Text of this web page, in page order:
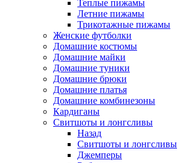
Теплые пижамы
Летние пижамы
Трикотажные пижамы
Женские футболки
Домашние костюмы
Домашние майки
Домашние туники
Домашние брюки
Домашние платья
Домашние комбинезоны
Кардиганы
Свитшоты и лонгсливы
Назад
Свитшоты и лонгсливы
Джемперы